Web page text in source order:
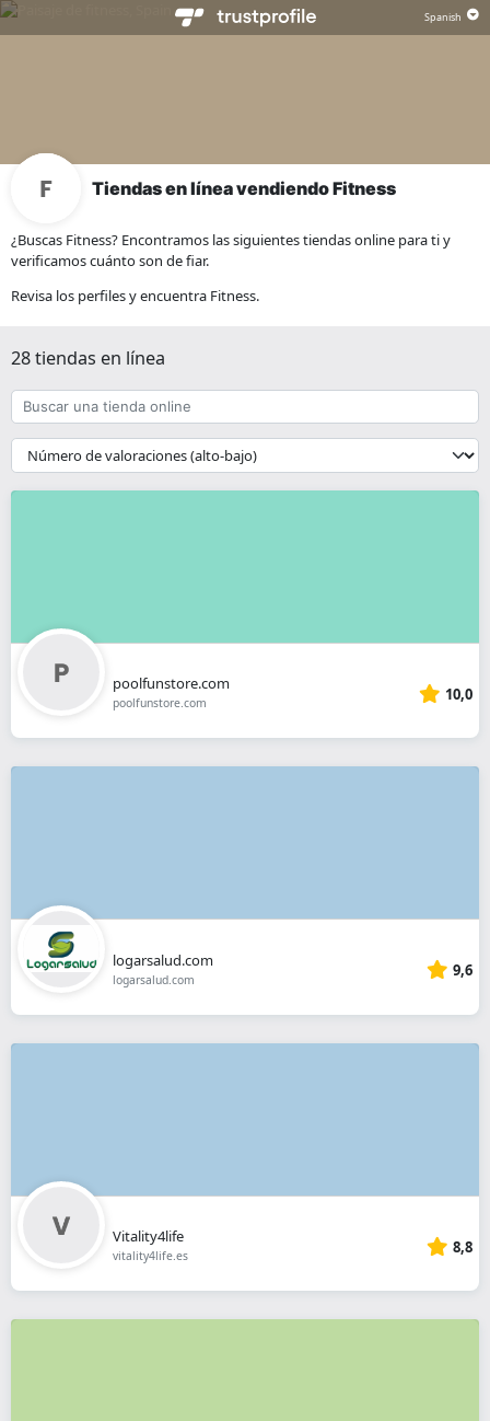
Tiendas en línea vendiendo Fitness
¿Buscas Fitness? Encontramos las siguientes tiendas online para ti y
verificamos cuánto son de fiar.
Revisa los perfiles y encuentra Fitness.
28 tiendas en línea
Buscar
una
tienda
online
{{
__('Sort')
}}
poolfunstore.com
poolfunstore.com 10,0
logarsalud.com
logarsalud.com 9,6
Vitality4life
vitality4life.es 8,8